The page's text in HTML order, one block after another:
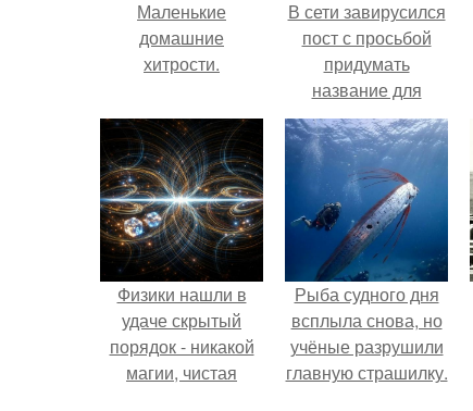
Маленькие
домашние
хитрости.
В сети завирусился
пост с просьбой
придумать
название для
домашней
запеканки.
Физики нашли в
удаче скрытый
порядок - никакой
магии, чистая
Рыба судного дня
всплыла снова, но
учёные разрушили
главную страшилку.